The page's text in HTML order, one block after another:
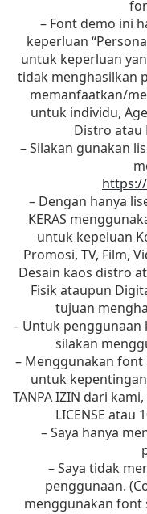
– Font demo ini
keperluan
untuk keperluan
tidak menghasilkan
memanfaatkan/
untuk individu,
Distro atau
– Silakan gunakan
– Dengan hanya
KERAS
untuk kepeluan
Promosi, TV, Film,
Desain kaos distro
Fisik ataupun
tujuan
– Untuk
silakan
– Menggunakan font
untuk
TANPA IZIN dari
LICENSE atau
– Saya hanya
– Saya tidak
penggunaan.
menggunakan font